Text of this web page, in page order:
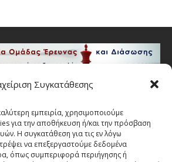
Συγκατάθεσης
εμπειρία, χρησιμοποιούμε
για την αποθήκευση ή/και την πρόσβαση
Η συγκατάθεση για τις εν λόγω
να επεξεργαστούμε δεδομένα
όπως συμπεριφορά περιήγησης ή
έχουν καθαρά συμβουλευτικό και
& σκοπό και ανανεώνονται ή